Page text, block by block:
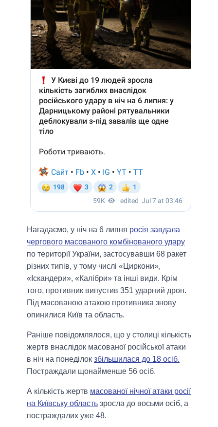
Нагадаємо, у ніч на 6 липня росія завдала
чергового масованого комбінованого удару
по території України, застосувавши 68 ракет
різних типів, у тому числі «Циркони»,
«Іскандери», «Калібри» та інші види. Крім
того, противник випустив 351 ударний дрон.
Під масованою атакою противника знову
опинилися Київ та область.
Раніше повідомлялося, що у столиці кількість
жертв внаслідок масованої російської атаки
в ніч на понеділок збільшилася до 18 осіб.
Постраждали щонайменше 56 осіб.
А кількість жертв масованої нічної атаки росії
на Київську область зросла до восьми осіб, а
постраждалих уже 48.